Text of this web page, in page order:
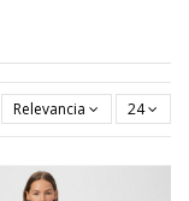
Relevancia 24